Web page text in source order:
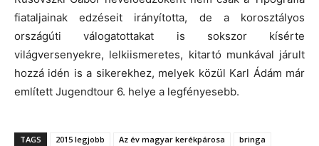
fiataljainak edzéseit irányította, de a korosztályos
országúti válogatottakat is sokszor kísérte
világversenyekre, lelkiismeretes, kitartó munkával járult
hozzá idén is a sikerekhez, melyek közül Karl Ádám már
említett Jugendtour 6. helye a legfényesebb.
TAGS 2015 legjobb Az év magyar kerékpárosa
bringa